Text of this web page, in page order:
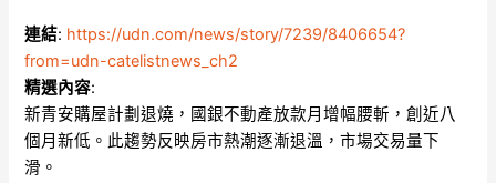
連結: https://udn.com/news/story/7239/8406654?
from=udn-catelistnews_ch2
精選內容:
新青安購屋計劃退燒，國銀不動產放款月增幅腰斬，創近八
個月新低。此趨勢反映房市熱潮逐漸退溫，市場交易量下
滑。